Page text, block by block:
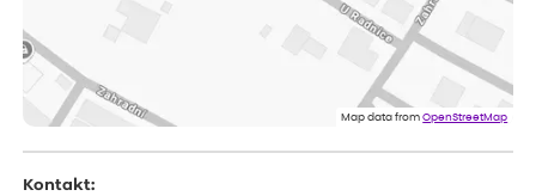
Rostlina mi přišla v dobrém stavu, jsem spokojená.
Zuzana
Spokojenost s dodáním kvalitních rostlin
Map data fromOpenStreetMap
Kontakt: